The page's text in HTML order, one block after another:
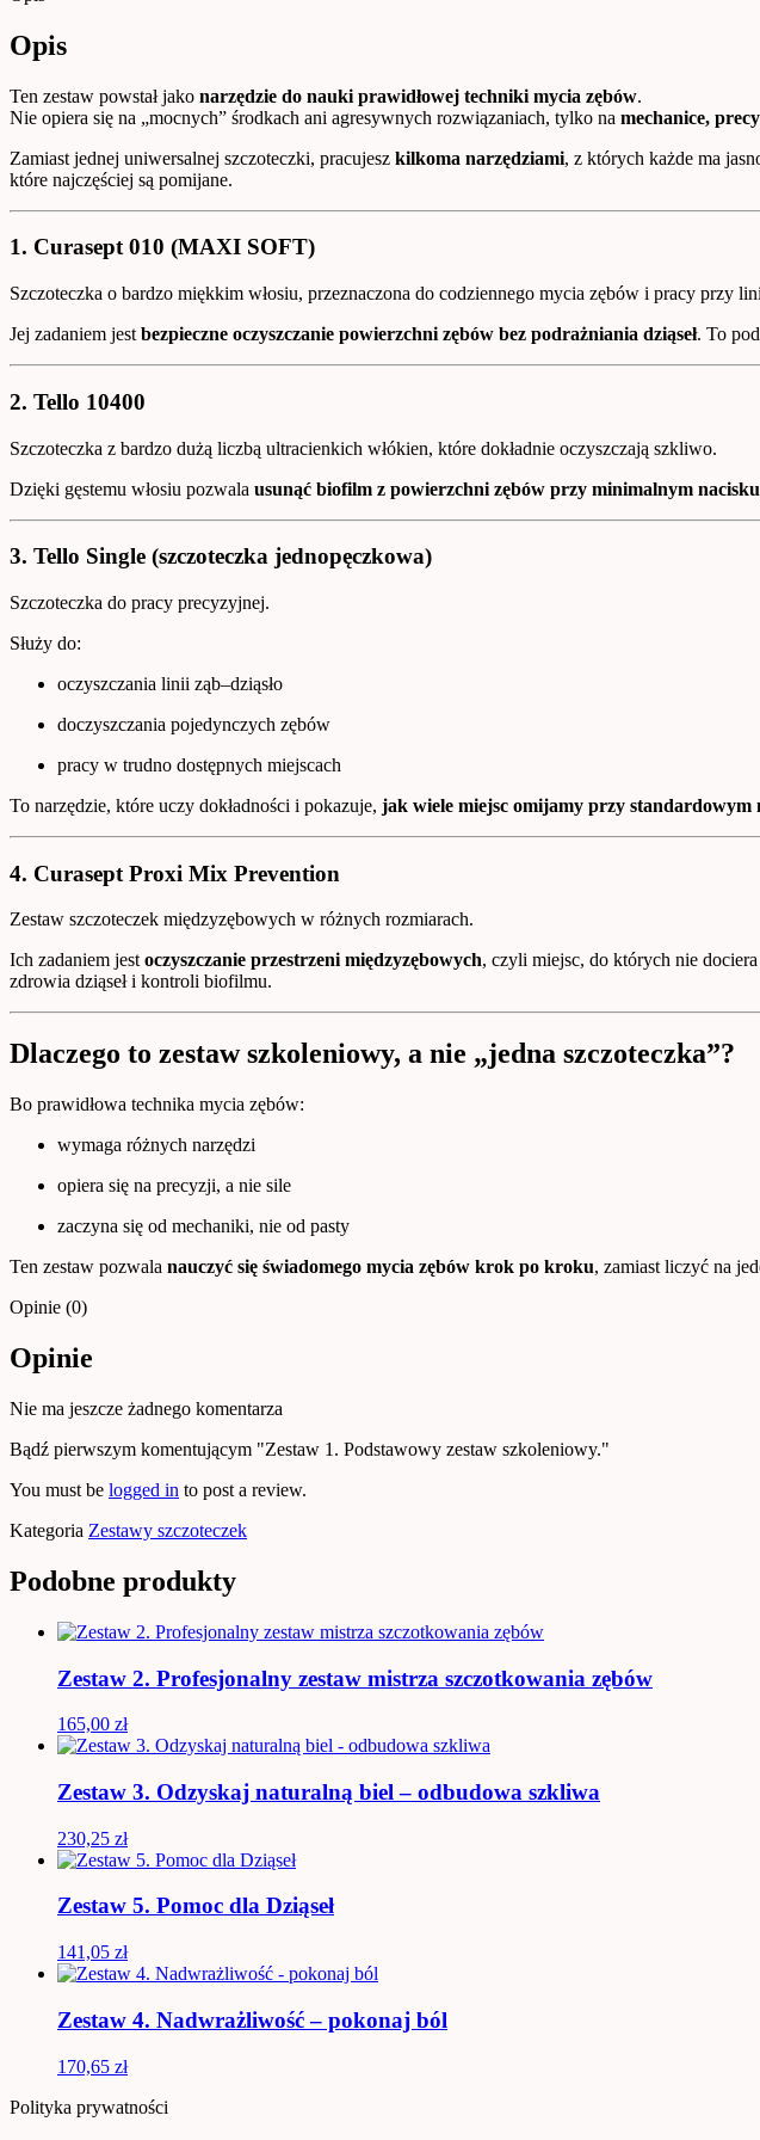
Opis
Ten zestaw powstał jako narzędzie do nauki prawidłowej techniki mycia zębów.
Nie opiera się na „mocnych” środkach ani agresywnych rozwiązaniach, tylko na mechanice,
Zamiast jednej uniwersalnej szczoteczki, pracujesz kilkoma narzędziami, z których każde ma
które najczęściej są pomijane.
1. Curasept 010 (MAXI SOFT)
Szczoteczka o bardzo miękkim włosiu, przeznaczona do codziennego mycia zębów i pracy przy
Jej zadaniem jest bezpieczne oczyszczanie powierzchni zębów bez podrażniania dziąseł. To
2. Tello 10400
Szczoteczka z bardzo dużą liczbą ultracienkich włókien, które dokładnie oczyszczają szkliwo.
Dzięki gęstemu włosiu pozwala usunąć biofilm z powierzchni zębów przy minimalnym nacisku
3. Tello Single (szczoteczka jednopęczkowa)
Szczoteczka do pracy precyzyjnej.
Służy do:
oczyszczania linii ząb–dziąsło
doczyszczania pojedynczych zębów
pracy w trudno dostępnych miejscach
To narzędzie, które uczy dokładności i pokazuje, jak wiele miejsc omijamy przy standardowym
4. Curasept Proxi Mix Prevention
Zestaw szczoteczek międzyzębowych w różnych rozmiarach.
Ich zadaniem jestoczyszczanie przestrzeni międzyzębowych, czyli miejsc, do których nie
zdrowia dziąseł i kontroli biofilmu.
Dlaczego to zestaw szkoleniowy, a nie „jedna szczoteczka”?
Bo prawidłowa technika mycia zębów:
wymaga różnych narzędzi
opiera się na precyzji, a nie sile
zaczyna się od mechaniki, nie od pasty
Ten zestaw pozwala nauczyć się świadomego mycia zębów krok po kroku, zamiast liczyć na
Opinie (0)
Opinie
Nie ma jeszcze żadnego komentarza
Bądź pierwszym komentującym "Zestaw 1. Podstawowy zestaw szkoleniowy."
You must be logged in to post a review.
Kategoria Zestawy szczoteczek
Podobne produkty
Zestaw 2. Profesjonalny zestaw mistrza szczotkowania zębów
165,00 zł
Zestaw 3. Odzyskaj naturalną biel – odbudowa szkliwa
230,25 zł
Zestaw 5. Pomoc dla Dziąseł
141,05 zł
Zestaw 4. Nadwrażliwość – pokonaj ból
170,65 zł
Polityka prywatności